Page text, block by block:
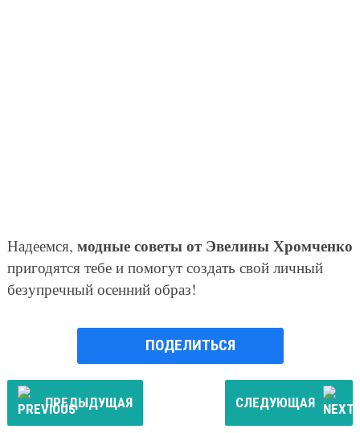
Надеемся, модные советы от Эвелины Хромченко
пригодятся тебе и помогут создать свой личный
безупречный осенний образ!
ПОДЕЛИТЬСЯ
ПРЕДЫДУЩАЯ СЛЕДУЮЩАЯ